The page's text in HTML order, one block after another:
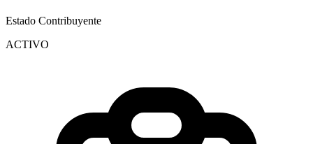
Estado Contribuyente
ACTIVO